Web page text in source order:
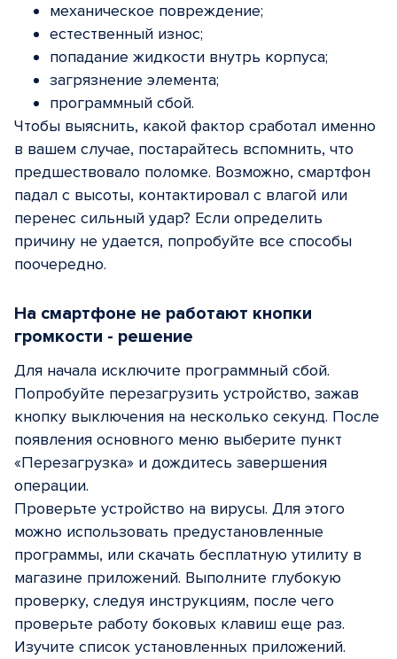
механическое повреждение;
естественный износ;
попадание жидкости внутрь корпуса;
загрязнение элемента;
программный сбой.
Чтобы выяснить, какой фактор сработал именно
в вашем случае, постарайтесь вспомнить, что
предшествовало поломке. Возможно, смартфон
падал с высоты, контактировал с влагой или
перенес сильный удар? Если определить
причину не удается, попробуйте все способы
поочередно.
На смартфоне не работают кнопки
громкости - решение
Для начала исключите программный сбой.
Попробуйте перезагрузить устройство, зажав
кнопку выключения на несколько секунд. После
появления основного меню выберите пункт
«Перезагрузка» и дождитесь завершения
операции.
Проверьте устройство на вирусы. Для этого
можно использовать предустановленные
программы, или скачать бесплатную утилиту в
магазине приложений. Выполните глубокую
проверку, следуя инструкциям, после чего
проверьте работу боковых клавиш еще раз.
Изучите список установленных приложений.